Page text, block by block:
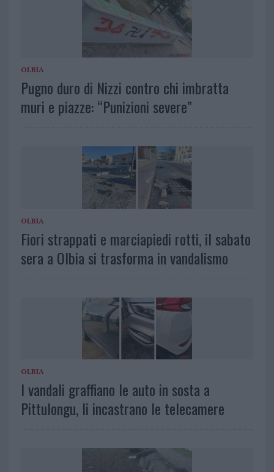
OLBIA
Pugno duro di Nizzi contro chi imbratta
muri e piazze: “Punizioni severe”
OLBIA
Fiori strappati e marciapiedi rotti, il sabato
sera a Olbia si trasforma in vandalismo
OLBIA
I vandali graffiano le auto in sosta a
Pittulongu, li incastrano le telecamere